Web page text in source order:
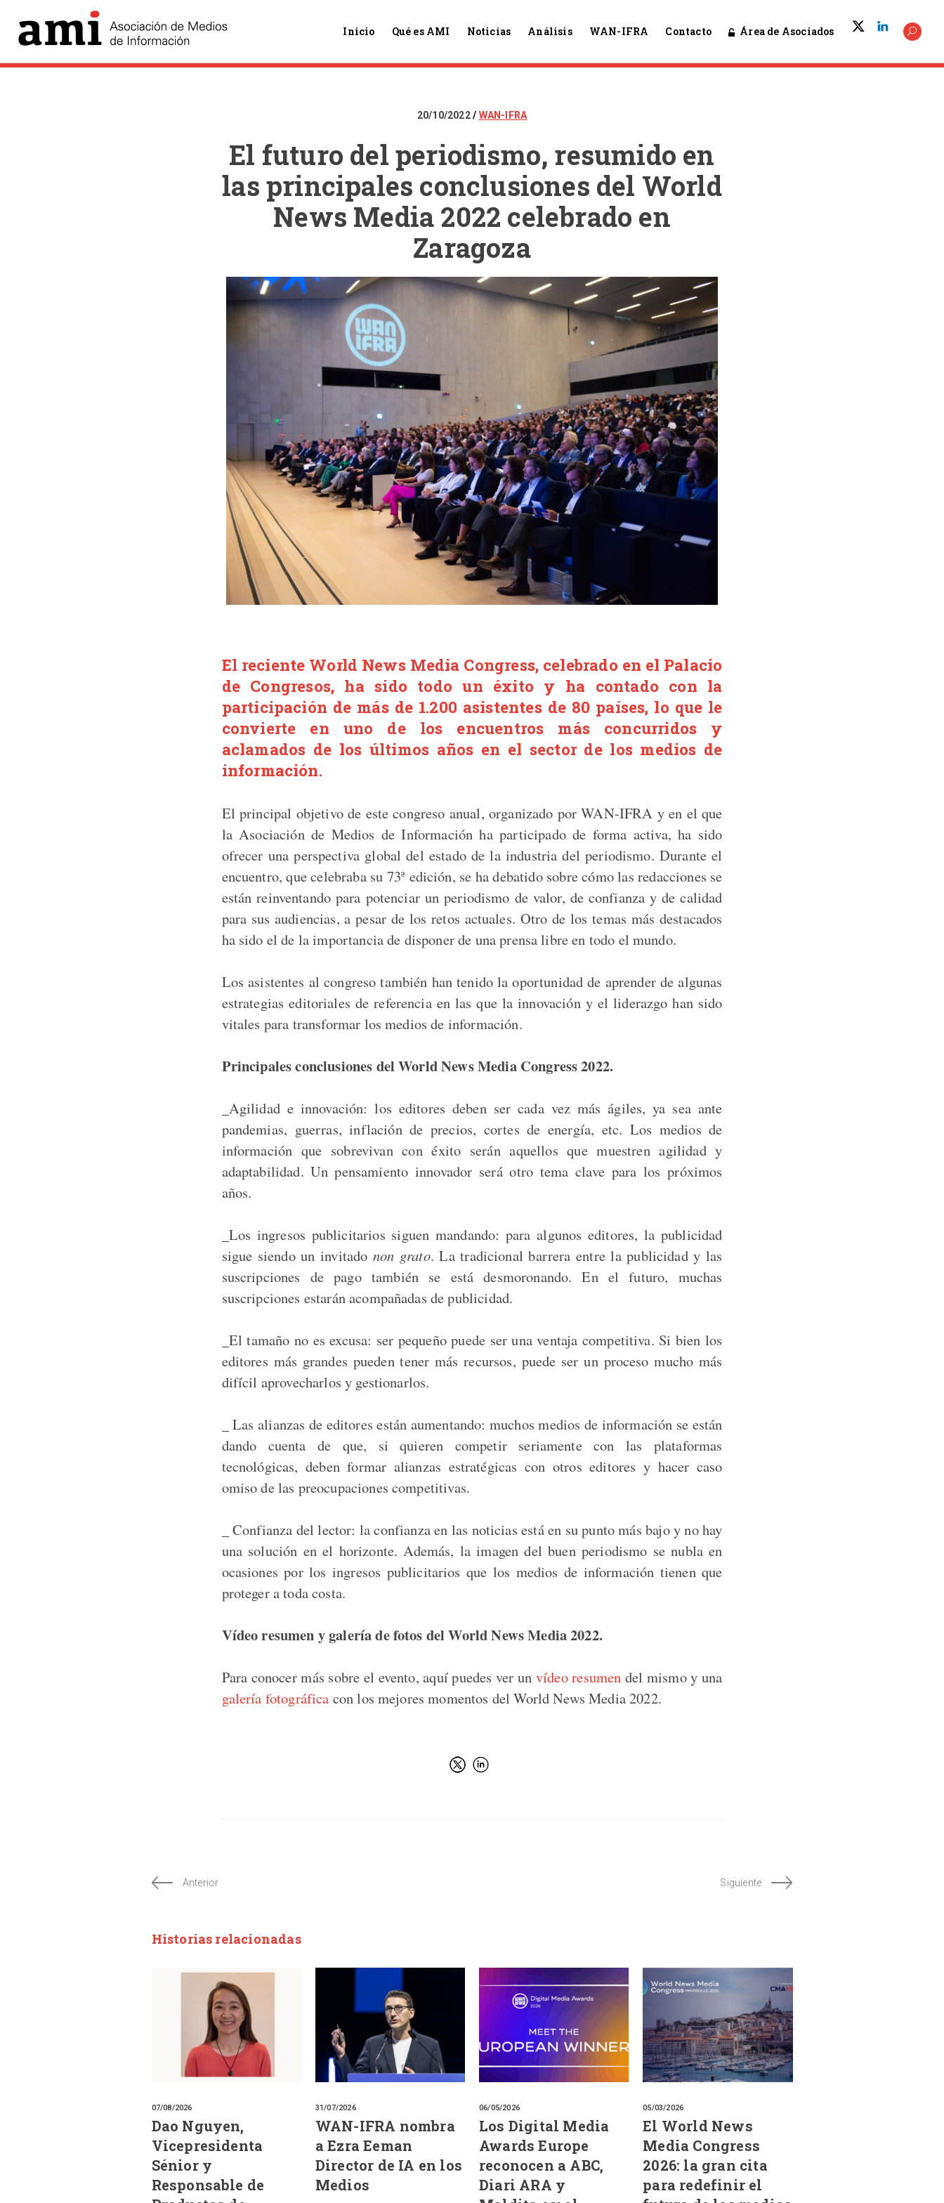
Inicio Qué es AMI Noticias Análisis WAN-IFRA Contacto Área de Asociados
20/10/2022 WAN-IFRA
El futuro del periodismo, resumido en
las principales conclusiones del World
News Media 2022 celebrado en
Zaragoza
El reciente World News Media Congress, celebrado en el Palacio
de Congresos, ha sido todo un éxito y ha contado con la
participación de más de 1.200 asistentes de 80 países, lo que le
convierte en uno de los encuentros más concurridos y
aclamados de los últimos años en el sector de los medios de
información.
El principal objetivo de este congreso anual, organizado por WAN-IFRA y en el que
la Asociación de Medios de Información ha participado de forma activa, ha sido
ofrecer una perspectiva global del estado de la industria del periodismo. Durante el
encuentro, que celebraba su 73ª edición, se ha debatido sobre cómo las redacciones se
están reinventando para potenciar un periodismo de valor, de confianza y de calidad
para sus audiencias, a pesar de los retos actuales. Otro de los temas más destacados
ha sido el de la importancia de disponer de una prensa libre en todo el mundo.
Los asistentes al congreso también han tenido la oportunidad de aprender de algunas
estrategias editoriales de referencia en las que la innovación y el liderazgo han sido
vitales para transformar los medios de información.
Principales conclusiones del World News Media Congress 2022.
_Agilidad e innovación: los editores deben ser cada vez más ágiles, ya sea ante
pandemias, guerras, inflación de precios, cortes de energía, etc. Los medios de
información que sobrevivan con éxito serán aquellos que muestren agilidad y
adaptabilidad. Un pensamiento innovador será otro tema clave para los próximos
años.
_Los ingresos publicitarios siguen mandando: para algunos editores, la publicidad
sigue siendo un invitado non grato. La tradicional barrera entre la publicidad y las
suscripciones de pago también se está desmoronando. En el futuro, muchas
suscripciones estarán acompañadas de publicidad.
_El tamaño no es excusa: ser pequeño puede ser una ventaja competitiva. Si bien los
editores más grandes pueden tener más recursos, puede ser un proceso mucho más
difícil aprovecharlos y gestionarlos.
_ Las alianzas de editores están aumentando: muchos medios de información se están
dando cuenta de que, si quieren competir seriamente con las plataformas
tecnológicas, deben formar alianzas estratégicas con otros editores y hacer caso
omiso de las preocupaciones competitivas.
_ Confianza del lector: la confianza en las noticias está en su punto más bajo y no hay
una solución en el horizonte. Además, la imagen del buen periodismo se nubla en
ocasiones por los ingresos publicitarios que los medios de información tienen que
proteger a toda costa.
Vídeo resumen y galería de fotos del World News Media 2022.
Para conocer más sobre el evento, aquí puedes ver un vídeo resumen del mismo y una
galería fotográfica con los mejores momentos del World News Media 2022.
Anterior Siguiente
Historias relacionadas
07/08/2026
Dao Nguyen,
Vicepresidenta
Sénior y
Responsable de
31/07/2026
WAN-IFRA nombra
a Ezra Eeman
Director de IA en los
Medios
06/05/2026
Los Digital Media
Awards Europe
reconocen a ABC,
Diari ARA y
05/03/2026
El World News
Media Congress
2026: la gran cita
para redefinir el